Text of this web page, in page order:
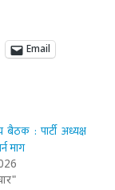
Email
: पार्टी अध्यक्ष
माग